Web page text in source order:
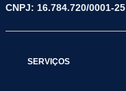
CNPJ: 16.784.720/0001-25
SERVIÇOS